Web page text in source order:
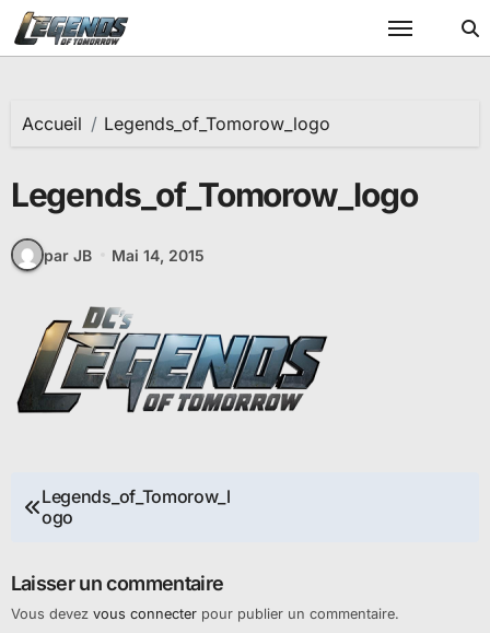
Passer
au
contenu
Accueil Legends_of_Tomorow_logo
Legends_of_Tomorow_logo
par JB Mai 14, 2015
Navigation
l’article
Legends_of_Tomorow_l
ogo
Laisser un commentaire
Vous devez vous connecterpour publier un commentaire.